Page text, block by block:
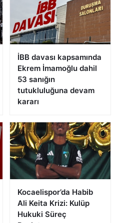
İBB davası kapsamında
Ekrem İmamoğlu dahil
53 sanığın
tutukluluğuna devam
kararı
Kocaelispor’da Habib
Ali Keita Krizi: Kulüp
Hukuki Süreç